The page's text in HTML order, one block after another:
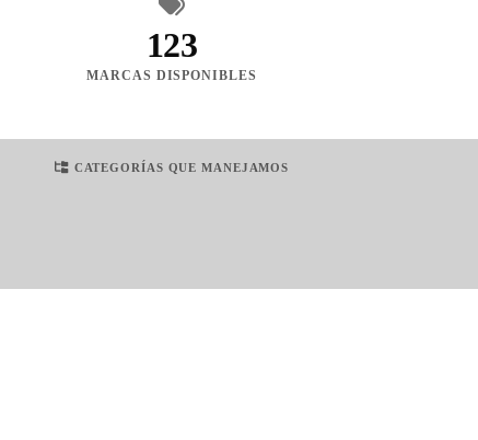
123
MARCAS DISPONIBLES
CATEGORÍAS QUE MANEJAMOS